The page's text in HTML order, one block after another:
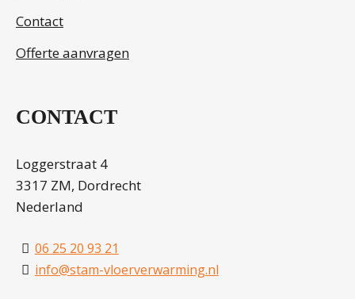
Contact
Offerte aanvragen
CONTACT
Loggerstraat 4
3317 ZM, Dordrecht
Nederland
06 25 20 93 21
info@stam-vloerverwarming.nl